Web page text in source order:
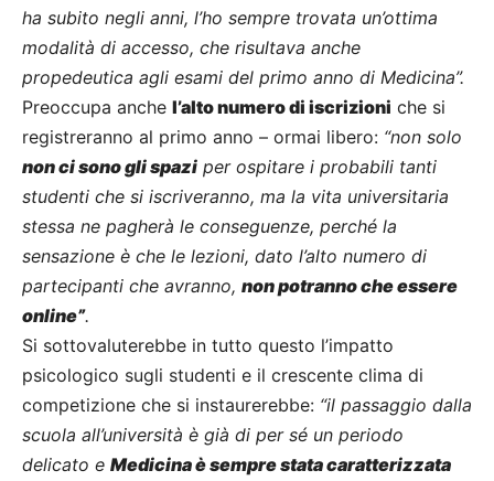
ha subito negli anni, l’ho sempre trovata un’ottima
modalità di accesso, che risultava anche
propedeutica agli esami del primo anno di Medicina”.
Preoccupa anche l’alto numero di iscrizioni che si
registreranno al primo anno – ormai libero: “non solo
non ci sono gli spazi per ospitare i probabili tanti
studenti che si iscriveranno, ma la vita universitaria
stessa ne pagherà le conseguenze, perché la
sensazione è che le lezioni, dato l’alto numero di
partecipanti che avranno, non potranno che essere
online”.
Si sottovaluterebbe in tutto questo l’impatto
psicologico sugli studenti e il crescente clima di
competizione che si instaurerebbe: “il passaggio dalla
scuola all’università è già di per sé un periodo
delicato e Medicina è sempre stata caratterizzata